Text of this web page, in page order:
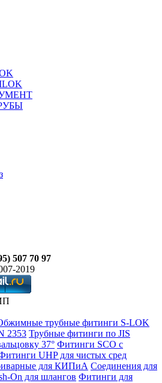
507 70 97
2019
трубные фитинги S-LOK
2353 Трубные фитинги по JIS
37° Фитинги SCO с
UHP для чистых сред
для КИПиА Соединения для
On для шлангов Фитинги для